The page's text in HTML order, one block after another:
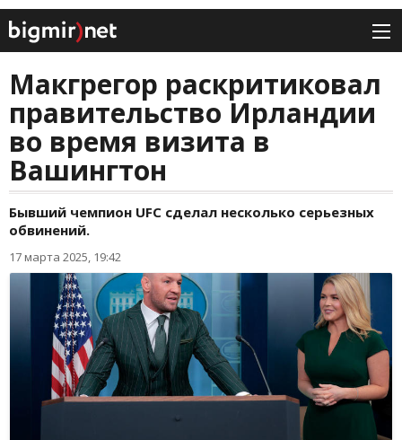
Макгрегор раскритиковал
правительство Ирландии
во время визита в
Вашингтон
Бывший чемпион UFC сделал несколько серьезных
обвинений.
17 марта 2025, 19:42